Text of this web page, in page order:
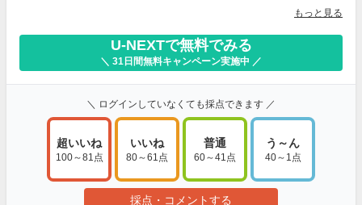
もっと見る
U-NEXTで無料でみる
＼ 31日間無料キャンペーン実施中 ／
＼ ログインしていなくても採点できます ／
超いいね
100～81点
いいね
80～61点
普通
60～41点
う～ん
40～1点
採点・コメントする